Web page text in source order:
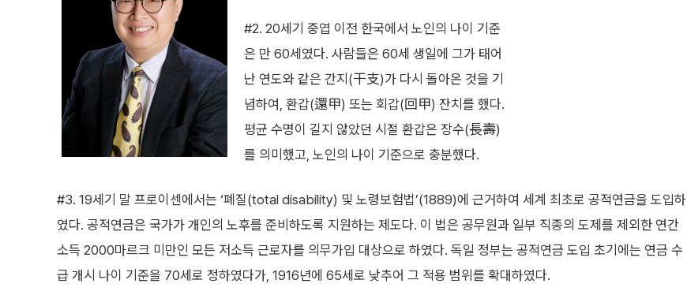
#2. 20세기 중엽 이전 한국에서 노인의 나이 기준
은 만 60세였다. 사람들은 60세 생일에 그가 태어
난 연도와 같은 간지(干支)가 다시 돌아온 것을 기
념하여, 환갑(還甲) 또는 회갑(回甲) 잔치를 했다.
평균 수명이 길지 않았던 시절 환갑은 장수(長壽)
를 의미했고, 노인의 나이 기준으로 충분했다.
#3. 19세기 말 프로이센에서는 ‘폐질(total disability) 및 노령보험법’(1889)에 근거하여 세계 최초로 공적연금을 도입하
였다. 공적연금은 국가가 개인의 노후를 준비하도록 지원하는 제도다. 이 법은 공무원과 일부 직종의 도제를 제외한 연간
소득 2000마르크 미만인 모든 저소득 근로자를 의무가입 대상으로 하였다. 독일 정부는 공적연금 도입 초기에는 연금 수
급 개시 나이 기준을 70세로 정하였다가, 1916년에 65세로 낮추어 그 적용 범위를 확대하였다.